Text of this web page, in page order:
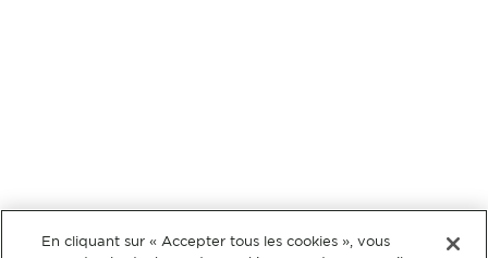
En cliquant sur « Accepter tous les cookies », vous